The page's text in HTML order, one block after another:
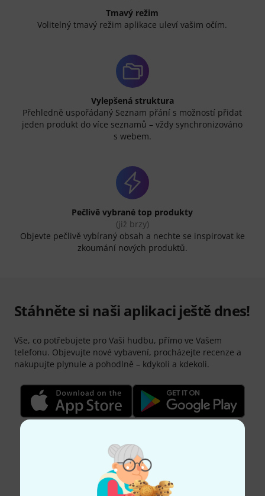
Tmavý režim
Volitelný tmavý režim aplikace uleví vašim očím.
Vylepšená struktura
Přehledně uspořádaný Seznam přání s možností přidat
jeden produkt do více seznamů – vždy synchronizováno
s webem.
Pečlivě vybrané top produkty
(již brzy)
Objevte pečlivě vybíraný obsah a nechte se inspirovat ke
zkoumání nových produktů.
Stáhněte si naši aplikaci ještě dnes!
Vše, co potřebujete pro Vaši hudbu, přímo ve Vašem
telefonu. Objevujte nové vybavení, procházejte recenze a
nakupujte plynule a pohodlně – kdykoli a kdekoli.
Apple App Store